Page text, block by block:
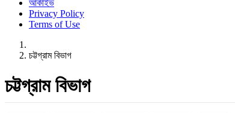
আর্কাইভ
Privacy Policy
Terms of Use
চট্টগ্রাম বিভাগ
চট্টগ্রাম বিভাগ